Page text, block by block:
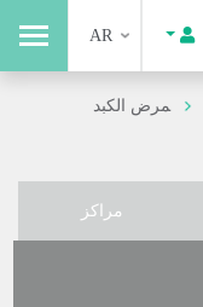
AR
مرض الكبد
مراكز